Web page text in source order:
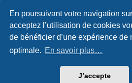
En poursuivant votre navigation
acceptez l’utilisation de cookies
de bénéficier d’une expérience de
optimale. En savoir plus…
J’accepte
CONDITIONS
POLITIQUE DE VIE